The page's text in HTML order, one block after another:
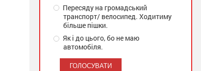
Пересяду на громадський
транспорт/ велосипед. Ходитиму
більше пішки.
Як і до цього, бо не маю
автомобіля.